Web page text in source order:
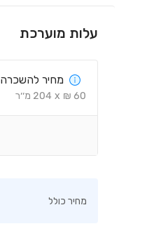
עלות מוערכת
מחיר להשכרה
60
₪
x
204 מ׳׳ר
מחיר כולל